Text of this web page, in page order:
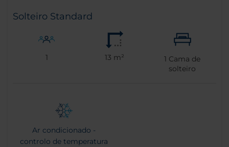
Solteiro Standard
1 13 m² 1 Cama de
solteiro
Ar condicionado -
controlo de temperatura